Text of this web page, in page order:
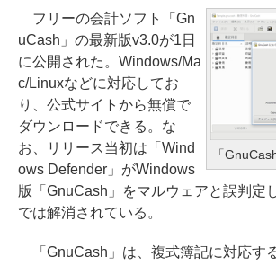
「
フリーの会計ソフト「Gn
uCash」の最新版v3.0が1日
に公開された。Windows/Ma
c/Linuxなどに対応してお
り、公式サイトから無償で
ダウンロードできる。な
お、リリース当初は「Wind
ows Defender」がWindows
版「GnuCash」をマルウェアと誤判定
では解消されている。
「GnuCash」は、複式簿記に対応す